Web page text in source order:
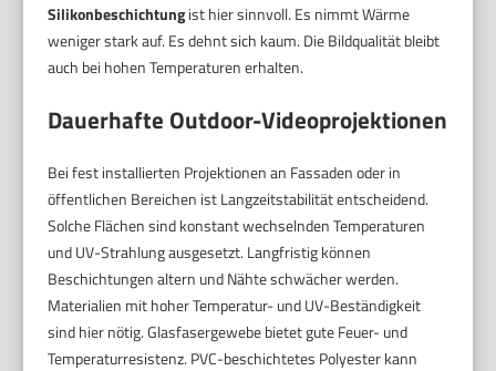
Silikonbeschichtungist hier sinnvoll. Es nimmt Wärme
weniger stark auf. Es dehnt sich kaum. Die Bildqualität bleibt
auch bei hohen Temperaturen erhalten.
Dauerhafte Outdoor-Videoprojektionen
Bei fest installierten Projektionen an Fassaden oder in
öffentlichen Bereichen ist Langzeitstabilität entscheidend.
Solche Flächen sind konstant wechselnden Temperaturen
und UV-Strahlung ausgesetzt. Langfristig können
Beschichtungen altern und Nähte schwächer werden.
Materialien mit hoher Temperatur- und UV-Beständigkeit
sind hier nötig. Glasfasergewebe bietet gute Feuer- und
Temperaturresistenz. PVC-beschichtetes Polyester kann